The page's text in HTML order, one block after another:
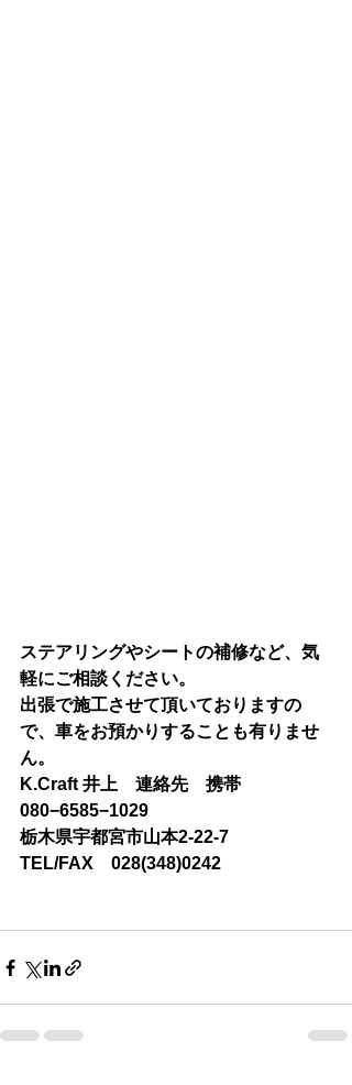
ステアリングやシートの補修など、気
軽にご相談ください。
出張で施工させて頂いておりますの
で、車をお預かりすることも有りませ
ん。
K.Craft 井上　連絡先　携帯
080−6585−1029
栃木県宇都宮市山本2-22-7
TEL/FAX　028(348)0242